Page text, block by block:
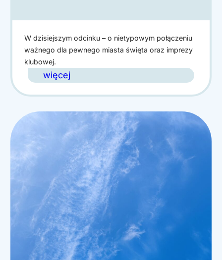
W dzisiejszym odcinku – o nietypowym połączeniu
ważnego dla pewnego miasta święta oraz imprezy
klubowej.
więcej:
n
o
–
Ś
w
i
ę
t
o